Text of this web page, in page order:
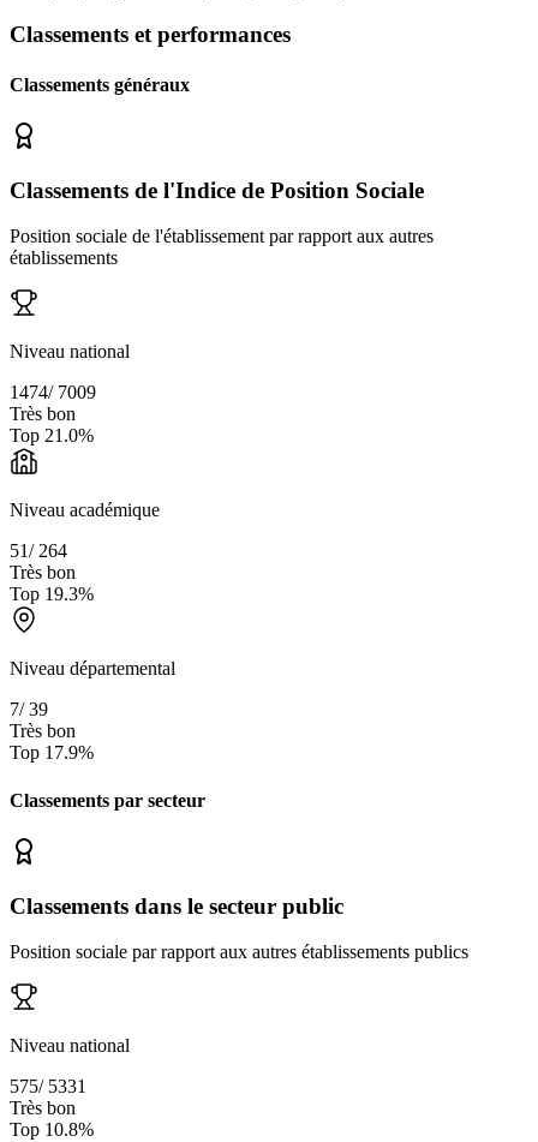
Classements et performances
Classements généraux
Classements de l'Indice de Position Sociale
Position sociale de l'établissement par rapport aux autres
établissements
Niveau national
1474/ 7009
Très bon
Top 21.0%
Niveau académique
51/264
Très bon
Top 19.3%
Niveau départemental
7/39
Très bon
Top 17.9%
Classements par secteur
Classements dans le secteur public
Position sociale par rapport aux autres établissements publics
Niveau national
575/ 5331
Très bon
Top 10.8%